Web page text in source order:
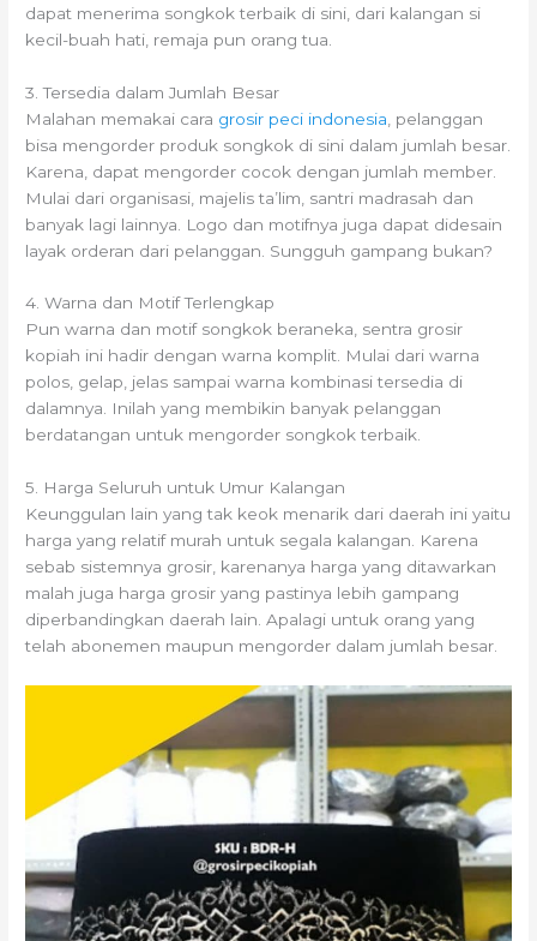
dapat menerima songkok terbaik di sini, dari kalangan si
kecil-buah hati, remaja pun orang tua.
3. Tersedia dalam Jumlah Besar
Malahan memakai cara grosir peci indonesia , pelanggan
bisa mengorder produk songkok di sini dalam jumlah besar.
Karena, dapat mengorder cocok dengan jumlah member.
Mulai dari organisasi, majelis ta’lim, santri madrasah dan
banyak lagi lainnya. Logo dan motifnya juga dapat didesain
layak orderan dari pelanggan. Sungguh gampang bukan?
4. Warna dan Motif Terlengkap
Pun warna dan motif songkok beraneka, sentra grosir
kopiah ini hadir dengan warna komplit. Mulai dari warna
polos, gelap, jelas sampai warna kombinasi tersedia di
dalamnya. Inilah yang membikin banyak pelanggan
berdatangan untuk mengorder songkok terbaik.
5. Harga Seluruh untuk Umur Kalangan
Keunggulan lain yang tak keok menarik dari daerah ini yaitu
harga yang relatif murah untuk segala kalangan. Karena
sebab sistemnya grosir, karenanya harga yang ditawarkan
malah juga harga grosir yang pastinya lebih gampang
diperbandingkan daerah lain. Apalagi untuk orang yang
telah abonemen maupun mengorder dalam jumlah besar.